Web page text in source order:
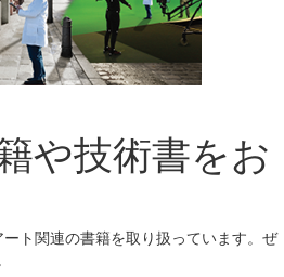
や技術書をお
ト関連の書籍を取り扱っています。ぜ